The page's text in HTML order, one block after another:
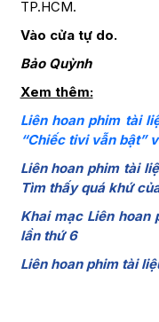
TP.HCM.
Vào cửa tự do.
Bảo Quỳnh
Xem thêm:
Liên hoan phim tài
“Chiếc tivi vẫn bật”
Liên hoan phim tài
Tìm thấy quá khứ
Khai mạc Liên hoan
lần thứ 6
Liên hoan phim tài